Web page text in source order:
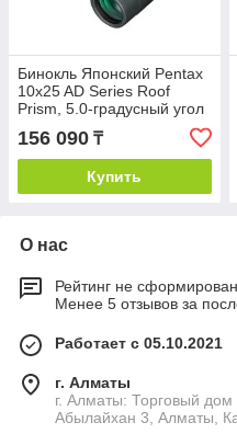
Бинокль Японский Pentax
10x25 AD Series Roof
Prism, 5.0-градусный угол
обзора, черный
156 090 ₸
Купить
О нас
Рейтинг не сформирован
Менее 5 отзывов за
Работает с 05.10.2021
г. Алматы
г. Алматы: Торговый
Абылайхан 3, Алматы,